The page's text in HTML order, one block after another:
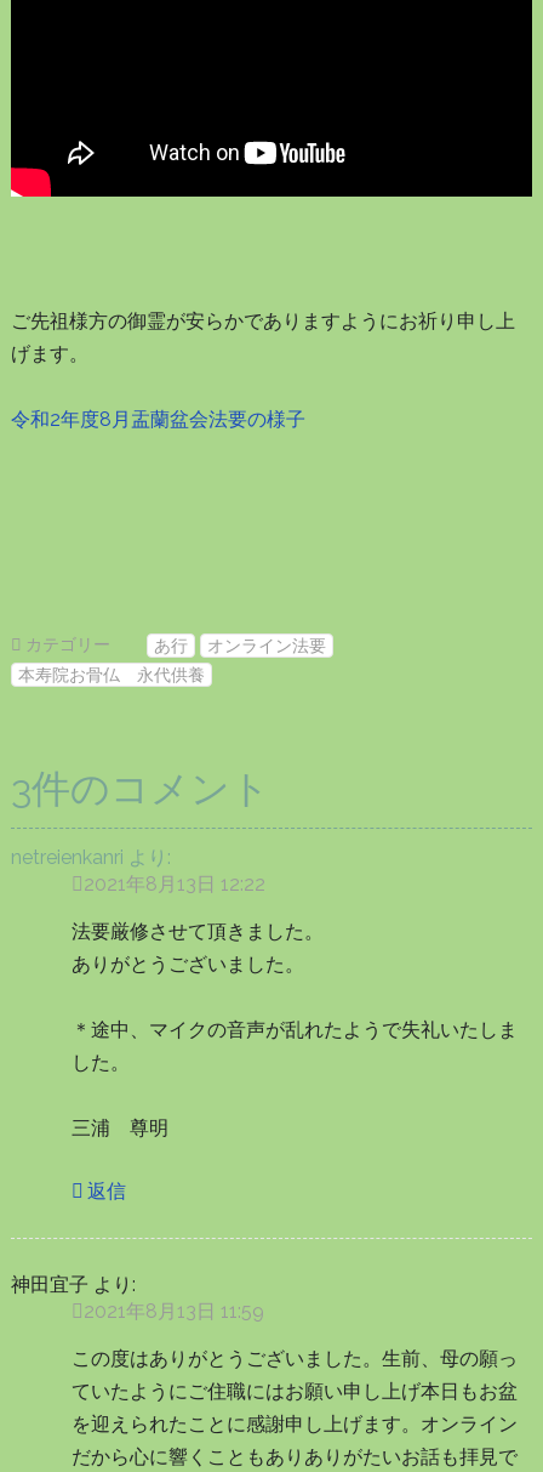
ご先祖様方の御霊が安らかでありますようにお祈り申し上
げます。
令和2年度8月盂蘭盆会法要の様子
カテゴリー あ行
オンライン法要
本寿院お骨仏 永代供養
3件のコメント
netreienkanri より:
2021年8月13日 12:22
法要厳修させて頂きました。
ありがとうございました。
＊途中、マイクの音声が乱れたようで失礼いたしま
した。
三浦 尊明
返信
神田宜子 より:
2021年8月13日 11:59
この度はありがとうございました。生前、母の願っ
ていたようにご住職にはお願い申し上げ本日もお盆
を迎えられたことに感謝申し上げます。オンライン
だから心に響くこともありありがたいお話も拝見で